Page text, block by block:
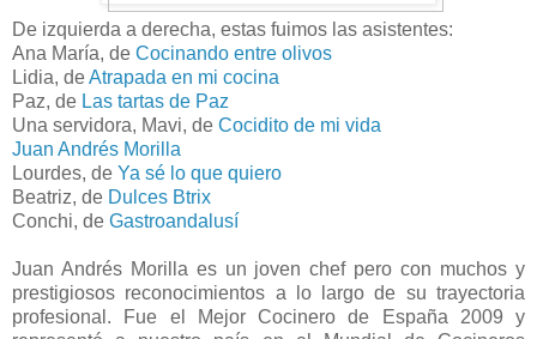
De izquierda a derecha, estas fuimos las asistentes:
Ana María, de Cocinando entre olivos
Lidia, deAtrapada en mi cocina
Paz, de Las tartas de Paz
Una servidora, Mavi, de Cocidito de mi vida
Juan Andrés Morilla
Lourdes, de Ya sé lo que quiero
Beatriz, de Dulces Btrix
Conchi, de Gastroandalusí
Juan Andrés Morilla es un joven chef pero con muchos y
prestigiosos reconocimientos a lo largo de su trayectoria
profesional. Fue el Mejor Cocinero de España 2009 y